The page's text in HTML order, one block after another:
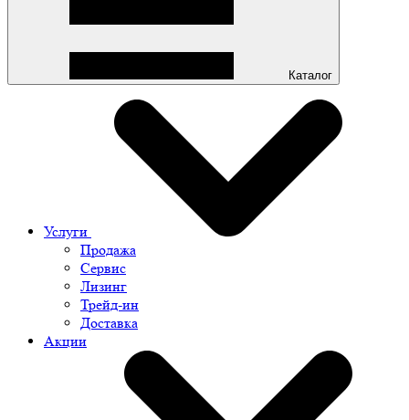
Каталог
Услуги
Продажа
Сервис
Лизинг
Трейд-ин
Доставка
Акции